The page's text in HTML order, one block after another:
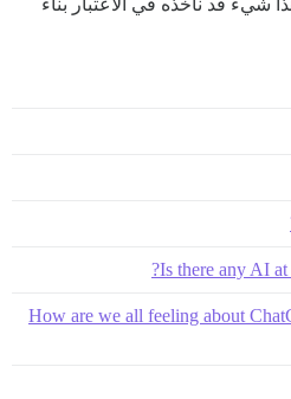
شيء قد نأخذه في الاعتبار بناءً
Is there any AI at
How are we all feeling about